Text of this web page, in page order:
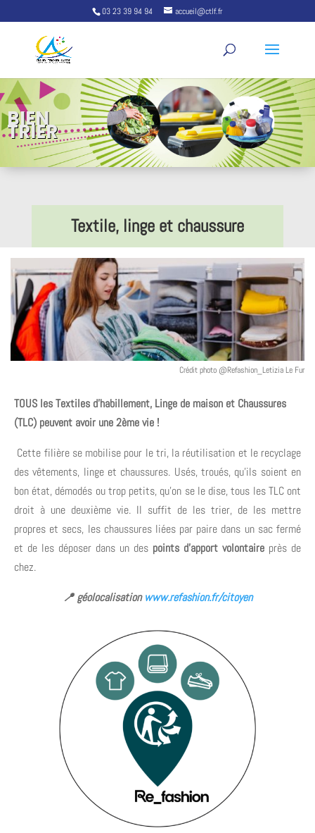
03 23 39 94 94 accueil@ctlf.fr
BIEN
TRIER
Textile, linge et chaussure
Crédit photo @Refashion_Letizia Le Fur
TOUS les Textiles d’habillement, Linge de maison et Chaussures
(TLC) peuvent avoir une 2èmevie !
Cette filière se mobilise pour le tri, la réutilisation et le recyclage
des vêtements, linge et chaussures. Usés, troués, qu’ils soient en
bon état, démodés ou trop petits, qu’on se le dise, tous les TLC ont
droit à une deuxième vie. Il suffit de les trier, de les mettre
propres et secs, les chaussures liées par paire dans un sac fermé
et de les déposer dans un des points d’apport volontaire près de
chez.
📍 géolocalisationwww.refashion.fr/citoyen